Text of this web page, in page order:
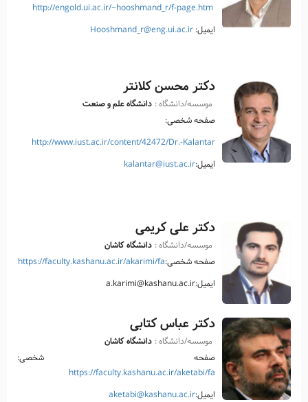
http://engold.ui.ac.ir/~hooshmand_r/f-page.htm
ایمیل: Hooshmand_r@eng.ui.ac.ir
دکتر محسن کلانتر
موسسه/دانشگاه : دانشگاه علم و صنعت
صفحه شخصی:
http://www.iust.ac.ir/content/42472/Dr.-Kalantar
ایمیل:kalantar@iust.ac.ir
دکتر علی کریمی
موسسه/دانشگاه : دانشگاه کاشان
صفحه شخصی:https://faculty.kashanu.ac.ir/akarimi/fa
ایمیل:a.karimi@kashanu.ac.ir
دکتر عباس کتابی
موسسه/دانشگاه : دانشگاه کاشان
صفحه شخصی:
https://faculty.kashanu.ac.ir/aketabi/fa
ایمیل:aketabi@kashanu.ac.ir